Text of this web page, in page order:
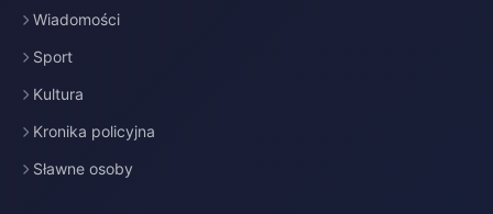
Wiadomości
Sport
Kultura
Kronika policyjna
Sławne osoby